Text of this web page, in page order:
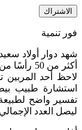
الاشتراك
فور تنمية
شهد دوار أولاد
أكثر من
لاحظ أحد
استشارة طبيب
تفسير واضح
ليصل العدد الإجمالي إلى